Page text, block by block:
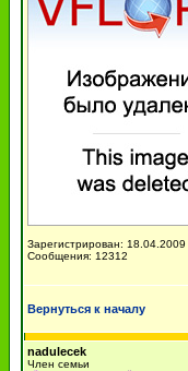
Зарегистрирован: 18.04.2009
Сообщения: 12312
Вернуться к началу
nadulecek
Член семьи